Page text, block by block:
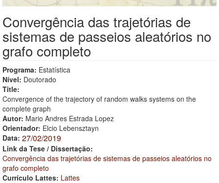
Convergência das trajetórias de
sistemas de passeios aleatórios no
grafo completo
Programa: Estatística
Nível: Doutorado
Title:
Convergence of the trajectory of random walks systems on the
complete graph
Autor: Mario Andres Estrada Lopez
Orientador: Elcio Lebensztayn
Data: 27/02/2019
Link da Tese / Dissertação:
Convergência das trajetórias de sistemas de passeios aleatórios no
grafo completo
Currículo Lattes: Lattes